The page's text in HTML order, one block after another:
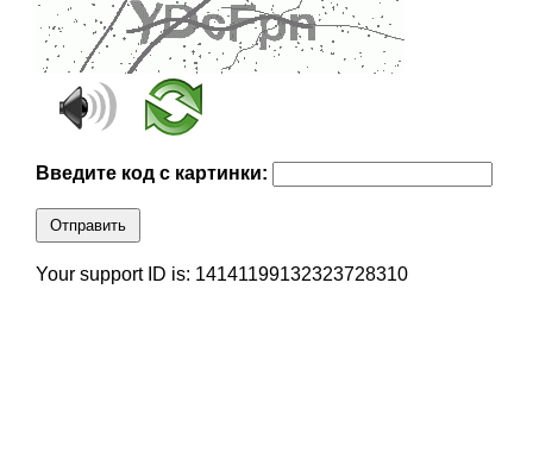
Введите код с картинки:
Отправить
Your support ID is: 14141199132323728310